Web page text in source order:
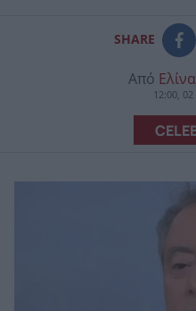
SHARE
Από
12:00, 02